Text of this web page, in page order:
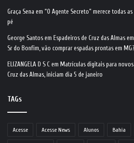
Graça Sena em “O Agente Secreto” merece todas
pé
George Santos em Espadeiros de Cruz das Almas
Sr do Bonfim, vão comprar espadas prontas em
ELIZANGELA D S C em Matrículas digitais para
Cruz das Almas, iniciam dia 5 de janeiro
TAGs
Acesse Acesse News Alunos Bahia